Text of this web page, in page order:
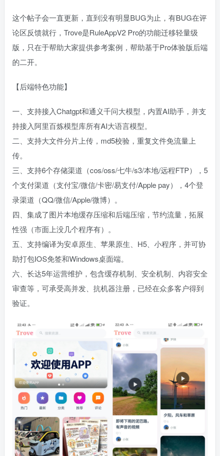
这个帖子会一直更新，直到没有明显BUG为止，有BUG在评
论区反馈就行，Trove是RuleAppV2 Pro的功能迁移轻量级
版，只在于帮助大家提供参考案例，帮助基于Pro体验版后端
的二开。
【后端特色功能】
一、支持接入Chatgpt和通义千问大模型，内置AI助手，并支
持接入阿里百炼模型库所有AI大语言模型。
二、支持大文件分片上传，md5校验，重复文件免流量上
传。
三、支持6个存储渠道（cos/oss/七牛/s3/本地/远程FTP），5
个支付渠道（支付宝/微信/卡密/易支付/Apple pay），4个登
录渠道（QQ/微信/Apple/微博）。
四、集成了图片本地缓存压缩和后端压缩，节约流量，拓展
性强（市面上没几个程序有）。
五、支持编译为安卓原生、苹果原生、H5、小程序，并可协
助打包IOS免签和Windows桌面端。
六、长达5年运营维护，包含缓存机制、安全机制、内容安全
审查等，可承受高并发、抗机器注册，已经在众多客户得到
验证。